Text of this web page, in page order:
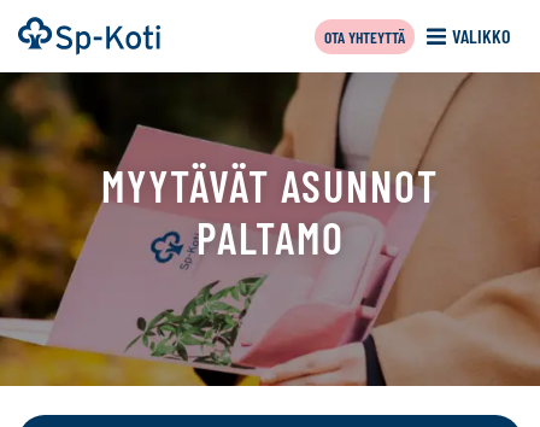
Siirry
sisältöön
Etusivu VALIKKO
OTA YHTEYTTÄ
MYYTÄVÄT ASUNNOT
PALTAMO
Tällä
sivulla